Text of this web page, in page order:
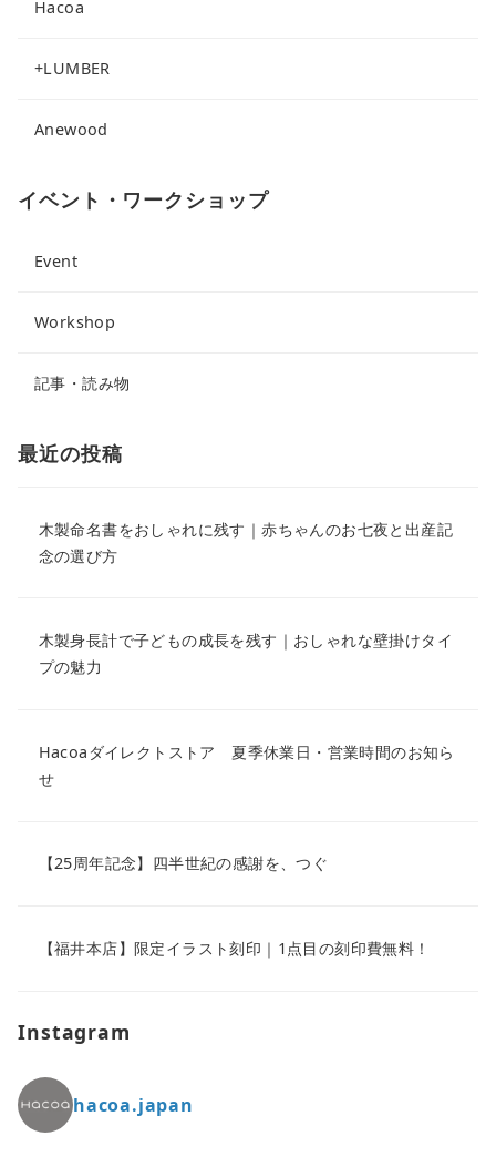
Hacoa
+LUMBER
Anewood
イベント・ワークショップ
Event
Workshop
記事・読み物
最近の投稿
木製命名書をおしゃれに残す｜赤ちゃんのお七夜と出産記
念の選び方
木製身長計で子どもの成長を残す｜おしゃれな壁掛けタイ
プの魅力
Hacoaダイレクトストア 夏季休業日・営業時間のお知ら
せ
【25周年記念】四半世紀の感謝を、つぐ
【福井本店】限定イラスト刻印｜1点目の刻印費無料！
Instagram
hacoa.japan